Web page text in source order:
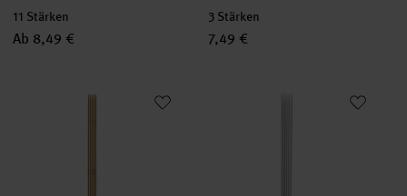
11 Stärken
Ab 8,49 €
3 Stärken
7,49 €
Nadelspiel 20cm Bambus Nadelspiel 15cm Aluminium